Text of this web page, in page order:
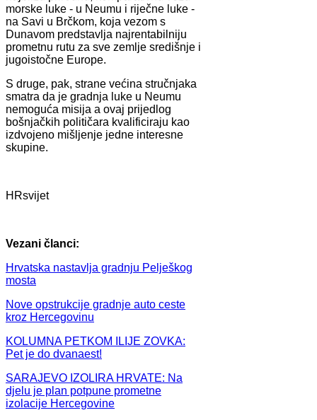
morske luke - u Neumu i riječne luke -
na Savi u Brčkom, koja vezom s
Dunavom predstavlja najrentabilniju
prometnu rutu za sve zemlje središnje i
jugoistočne Europe.
S druge, pak, strane većina stručnjaka
smatra da je gradnja luke u Neumu
nemoguća misija a ovaj prijedlog
bošnjačkih političara kvalificiraju kao
izdvojeno mišljenje jedne interesne
skupine.
HRsvijet
Vezani članci:
Hrvatska nastavlja gradnju Pelješkog
mosta
Nove opstrukcije gradnje auto ceste
kroz Hercegovinu
KOLUMNA PETKOM ILIJE ZOVKA:
Pet je do dvanaest!
SARAJEVO IZOLIRA HRVATE: Na
djelu je plan potpune prometne
izolacije Hercegovine